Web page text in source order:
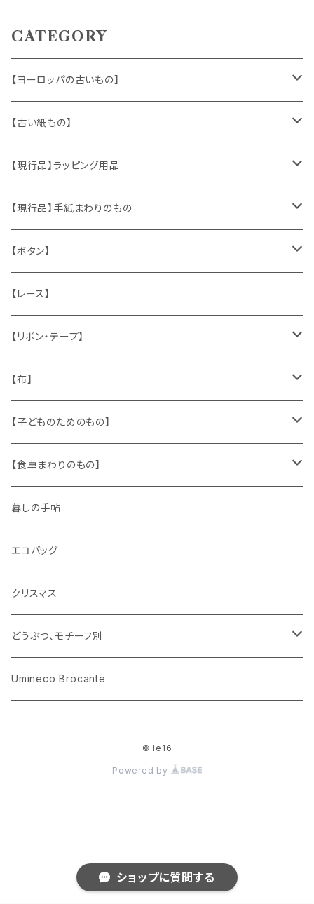
ショップに質問する
CATEGORY
【ヨーロッパの古いもの】
ヴィンテージアクセサリー
おもちゃ、ぬいぐるみ
くま、テディベア
うさぎ
キャラクター
ピノキオ
ヴィンテージファブリック
ハンドメイド製品
お部屋に飾るもの
メタル製品
缶、箱
陶磁器
文房具
木製品
ミニチュア、ドールハウス
【古い紙もの】
切手、FDC
ポストカード、カレンダー
マッチラベル、食品ラベル
蔵書票、荷札、ビュバー、伝票
シール、ステッカー、クロモス
袋、箱、ナプキン、コースター
パズル、ゲーム
古本、古雑誌、古えほん
古レコード
古せっけん
ラッピングペーパー、壁紙
【現行品】ラッピング用品
伝票、タグ、シール
袋、ラッピングペーパー
ひも、テープ
【現行品】手紙まわりのもの
封筒、ポストカード
切手
スタンプ
文房具
【ボタン】
木
貝
メタル
ガラス
プラスチック
紙
【レース】
【リボン・テープ】
チロルテープ・イニシャルテープ
トリム
ワッペン
【布】
キッチンクロス、ナプキン
ニット
布地
【子どものためのもの】
身に着けるもの
【食卓まわりのもの】
ガラス
花びん
小物入れ
陶磁器
カップアンドソーサー
プレート
木製品
ホーロー
メタル
暮しの手帖
エコバッグ
クリスマス
どうぶつ、モチーフ別
くま、ベア
Umineco Brocante
© le16
Powered by